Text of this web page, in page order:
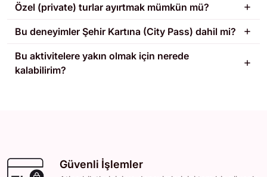
Özel (private) turlar ayırtmak mümkün mü?
Bu deneyimler Şehir Kartına (City Pass) dahil mi?
Bu aktivitelere yakın olmak için nerede
kalabilirim?
Güvenli İşlemler